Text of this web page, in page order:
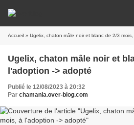
Accueil » Ugelix, chaton mâle noir et blanc de 2/3
Ugelix, chaton mâle noir et
l'adoption -> adopté
Publié le 12/08/2023 à 20:32
Par chamania.over-blog.com